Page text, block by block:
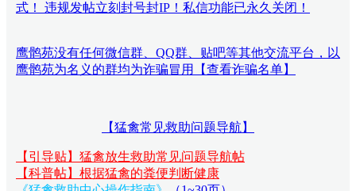
式！ 违规发帖立刻封号封IP！私信功能已永久关闭！
鹰鹘苑没有任何微信群、QQ群、贴吧等其他交流平台，以
鹰鹘苑为名义的群均为诈骗冒用【查看诈骗名单】
【猛禽常见救助问题导航】
【引导贴】猛禽放生救助常见问题导航帖
【科普帖】根据猛禽的粪便判断健康